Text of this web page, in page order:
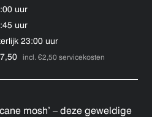
uur
uur
23:00 uur
incl. €2,50 servicekosten
mosh’ – deze geweldige